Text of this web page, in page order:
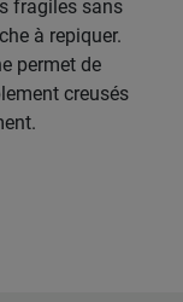
fragiles sans
à repiquer.
permet de
creusés